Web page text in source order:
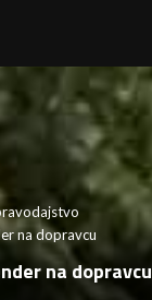
na dopravcu
na dopravcu